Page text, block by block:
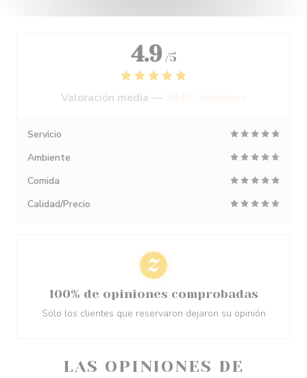
LAS OPINIONES DE
4.9 /5
Valoración media —
Servicio
Ambiente
Comida
Calidad/Precio
100% de opiniones comprobadas
Solo los clientes que reservaron dejaron su opinión